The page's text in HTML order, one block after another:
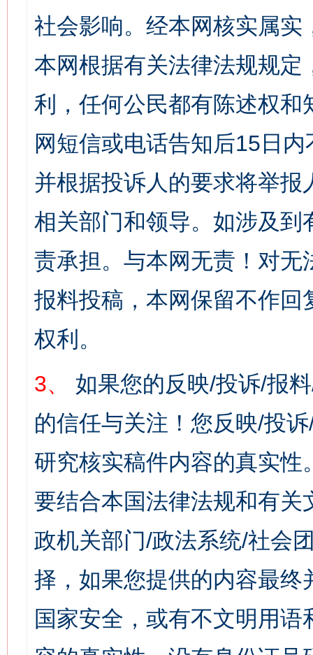
社会影响。经本网核实属
本网根据有关法律法规规
利，任何公民都有陈述权
网短信或电话告知后15日
并根据投诉人的要求将举
相关部门和领导。如涉及
责承担。与本网无责！对
报料投稿，本网保留不作
权利。
3、
如果您的反映/投诉/报
的信任与关注！您反映/投
研究核实稿件内容的真实
要结合本国法律法规和有关
政机关部门/政法系统/社会
择，如果您提供的内容最
国家安全，或有不文明用